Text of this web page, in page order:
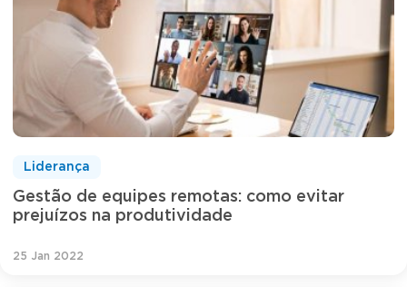
Gestão de equipes remotas: como evitar
prejuízos na produtividade
Liderança
25 Jan 2022